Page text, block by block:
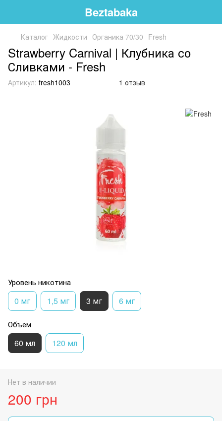
Beztabaka
Каталог Жидкости Органика 70/30 Fresh
Strawberry Carnival | Клубника со
Сливками - Fresh
Артикул: fresh1003 1 отзыв
Уровень никотина
0 мг 1,5 мг 3 мг 6 мг
Объем
60 мл 120 мл
Нет в наличии
200 грн